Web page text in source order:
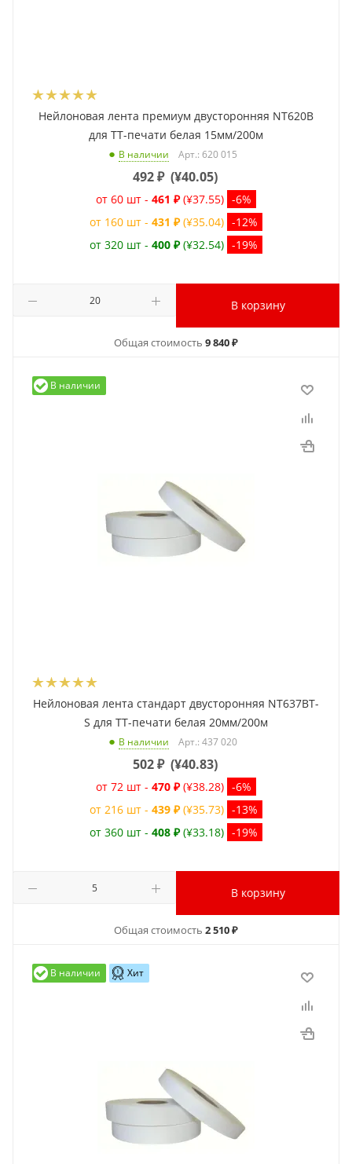
Нейлоновая лента премиум двусторонняя NT620B
для ТТ-печати белая 15мм/200м
В наличии Арт.: 620 015
492₽ (¥40.05)
от 60 шт - 461 ₽ (¥37.55) -6%
от 160 шт - 431 ₽ (¥35.04) -12%
от 320 шт - 400 ₽ (¥32.54) -19%
В корзину
Общая стоимость 9 840 ₽
В наличии
Нейлоновая лента стандарт двусторонняя NT637BT-
S для ТТ-печати белая 20мм/200м
В наличии Арт.: 437 020
502₽ (¥40.83)
от 72 шт - 470 ₽ (¥38.28) -6%
от 216 шт - 439 ₽ (¥35.73) -13%
от 360 шт - 408 ₽ (¥33.18) -19%
В корзину
Общая стоимость 2 510 ₽
В наличии Хит